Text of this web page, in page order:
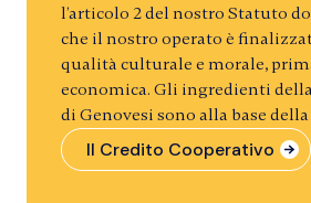
l’articolo 2 del nostro Statuto
che il nostro operato è
qualità culturale e morale,
economica. Gli ingredienti
di Genovesi sono alla base
Il Credito Cooperativo